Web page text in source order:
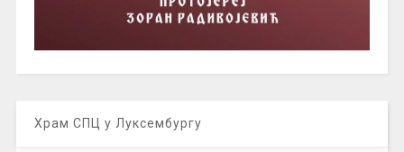
Храм СПЦ у Луксембургу